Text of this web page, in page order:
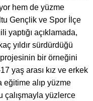
hem de yüzme
Gençlik ve Spor İlçe
yaptığı açıklamada,
yıldır sürdürdüğü
bir örneğini
yaş arası kız ve erkek
eğitime alıp yüzme
çalışmayla yüzlerce